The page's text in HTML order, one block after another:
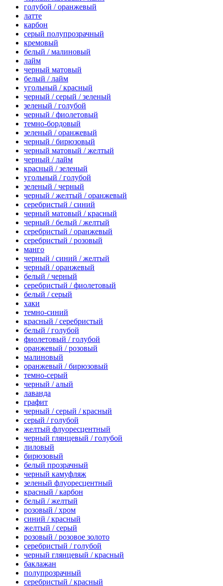
голубой / оранжевый
латте
карбон
серый полупрозрачный
кремовый
белый / малиновый
лайм
черный матовый
белый / лайм
угольный / красный
черный / серый / зеленый
зеленый / голубой
черный / фиолетовый
темно-бордовый
зеленый / оранжевый
черный / бирюзовый
черный матовый / желтый
черный / лайм
красный / зеленый
угольный / голубой
зеленый / черный
черный / желтый / оранжевый
серебристый / синий
черный матовый / красный
черный / белый / желтый
серебристый / оранжевый
серебристый / розовый
манго
черный / синий / желтый
черный / оранжевый
белый / черный
серебристый / фиолетовый
белый / серый
хаки
темно-синий
красный / серебристый
белый / голубой
фиолетовый / голубой
оранжевый / розовый
малиновый
оранжевый / бирюзовый
темно-серый
черный / алый
лаванда
графит
черный / серый / красный
серый / голубой
желтый флуоресцентный
черный глянцевый / голубой
лиловый
бирюзовый
белый прозрачный
черный камуфляж
зеленый флуоресцентный
красный / карбон
белый / желтый
розовый / хром
синий / красный
желтый / серый
розовый / розовое золото
серебристый / голубой
черный глянцевый / красный
баклажан
полупрозрачный
серебристый / красный